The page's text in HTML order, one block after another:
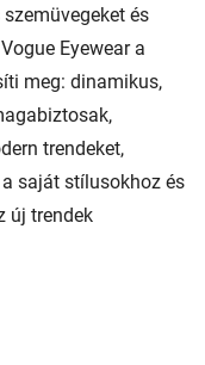
és
Eyewear a
meg: dinamikus,
trendeket,
saját stílusokhoz és
új trendek